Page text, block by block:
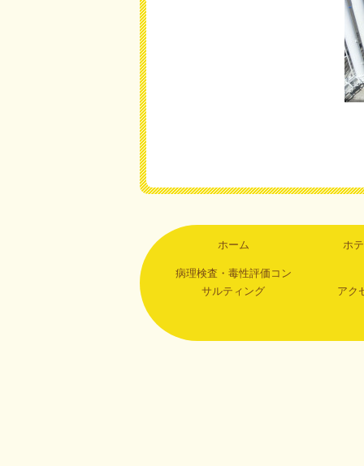
ホーム ホ
病理検査・毒性評価コン
サルティング
アク